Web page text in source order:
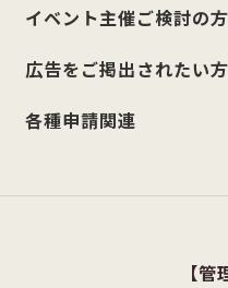
イベント主催ご検討の方
広告をご掲出されたい方
各種申請関連
管